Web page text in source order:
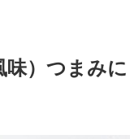
）つまみに